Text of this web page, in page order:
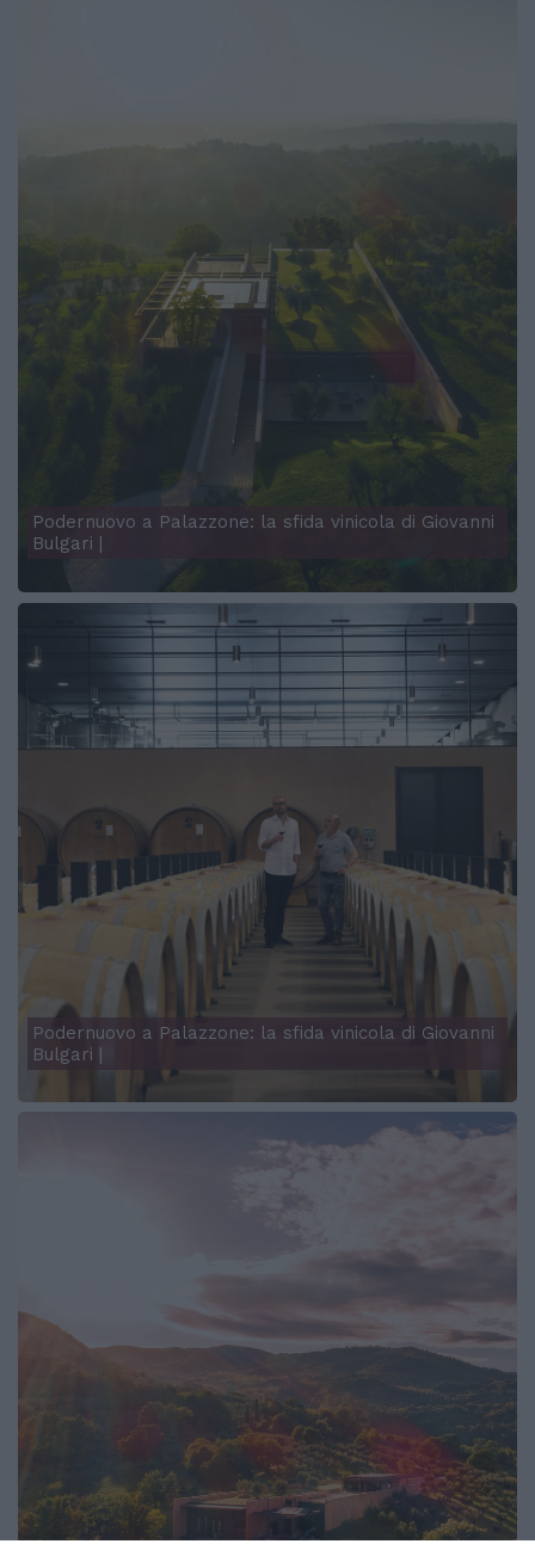
Podernuovo a Palazzone: la sfida vinicola di Giovanni
Bulgari |
Podernuovo a Palazzone: la sfida vinicola di Giovanni
Bulgari |